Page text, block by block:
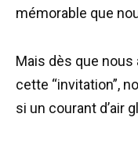
mémorable que
Mais dès que nous
cette “invitation”,
si un courant d’air